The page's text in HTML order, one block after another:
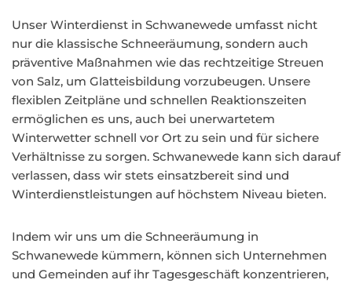
Unser Winterdienst in Schwanewede umfasst nicht
nur die klassische Schneeräumung, sondern auch
präventive Maßnahmen wie das rechtzeitige Streuen
von Salz, um Glatteisbildung vorzubeugen. Unsere
flexiblen Zeitpläne und schnellen Reaktionszeiten
ermöglichen es uns, auch bei unerwartetem
Winterwetter schnell vor Ort zu sein und für sichere
Verhältnisse zu sorgen. Schwanewede kann sich darauf
verlassen, dass wir stets einsatzbereit sind und
Winterdienstleistungen auf höchstem Niveau bieten.
Indem wir uns um die Schneeräumung in
Schwanewede kümmern, können sich Unternehmen
und Gemeinden auf ihr Tagesgeschäft konzentrieren,